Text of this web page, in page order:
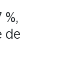
de